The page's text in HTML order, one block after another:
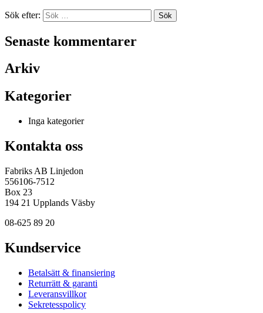
Sök efter:
Senaste kommentarer
Arkiv
Kategorier
Inga kategorier
Kontakta oss
Fabriks AB Linjedon
556106-7512
Box 23
194 21 Upplands Väsby
08-625 89 20
Kundservice
Betalsätt & finansiering
Returrätt & garanti
Leveransvillkor
Sekretesspolicy